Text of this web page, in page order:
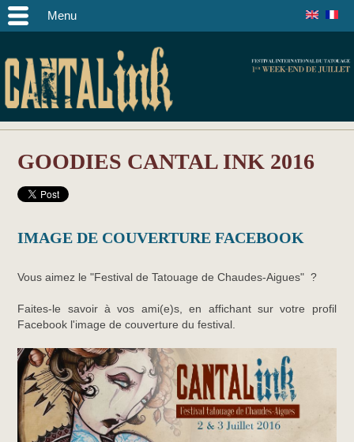
Menu
GOODIES CANTAL INK 2016
IMAGE DE COUVERTURE FACEBOOK
Vous aimez le "Festival de Tatouage de Chaudes-Aigues" ?
Faites-le savoir à vos ami(e)s, en affichant sur votre profil
Facebook l'image de couverture du festival.